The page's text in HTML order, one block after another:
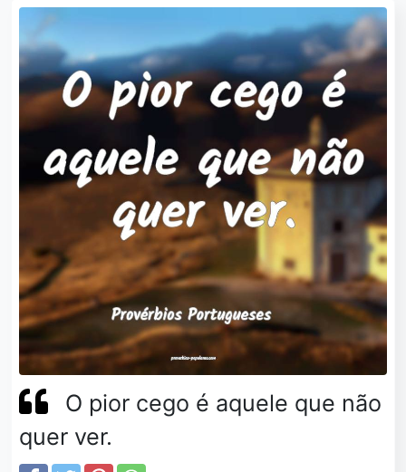
O pior cego é aquele que não
quer ver.